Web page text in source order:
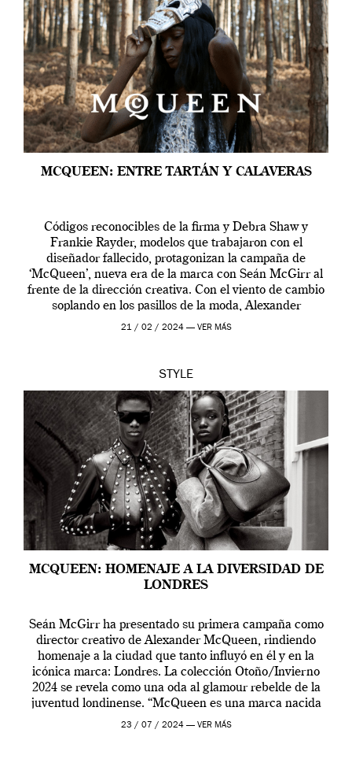
MCQUEEN: ENTRE TARTÁN Y CALAVERAS
Códigos reconocibles de la firma y Debra Shaw y
Frankie Rayder, modelos que trabajaron con el
diseñador fallecido, protagonizan la campaña de
‘McQueen’, nueva era de la marca con Seán McGirr al
frente de la dirección creativa. Con el viento de cambio
soplando en los pasillos de la moda, Alexander
McQueen se prepara para una […]
21 / 02 / 2024 — VER MÁS
STYLE
MCQUEEN: HOMENAJE A LA DIVERSIDAD DE
LONDRES
Seán McGirr ha presentado su primera campaña como
director creativo de Alexander McQueen, rindiendo
homenaje a la ciudad que tanto influyó en él y en la
icónica marca: Londres. La colección Otoño/Invierno
2024 se revela como una oda al glamour rebelde de la
juventud londinense. “McQueen es una marca nacida
en Londres y siempre ha […]
23 / 07 / 2024 — VER MÁS